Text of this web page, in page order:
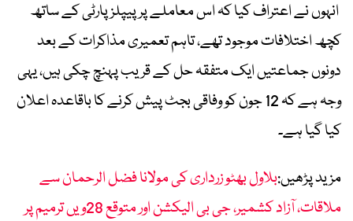
انہوں نے اعتراف کیا کہ اس معاملے پر پیپلز پارٹی کے ساتھ
کچھ اختلافات موجود تھے، تاہم تعمیری مذاکرات کے بعد
دونوں جماعتیں ایک متفقہ حل کے قریب پہنچ چکی ہیں، یہی
وجہ ہے کہ 12 جون کو وفاقی بجٹ پیش کرنے کا باقاعدہ اعلان
کیا گیا ہے۔
مزید پڑھیں:بلاول بھٹو زرداری کی مولانا فضل الرحمان سے
ملاقات، آزاد کشمیر، جی بی الیکشن اور متوقع 28ویں ترمیم پر